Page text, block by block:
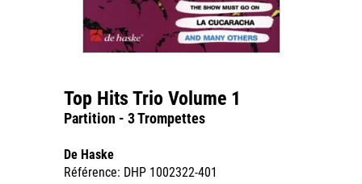
Top Hits Trio Volume 1
Partition - 3 Trompettes
De Haske
Référence: DHP 1002322-401